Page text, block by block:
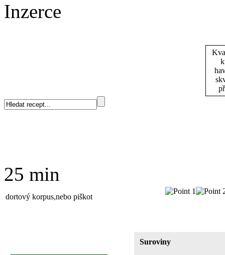
Inzerce
25 min
dortový korpus,nebo piškot
Suroviny